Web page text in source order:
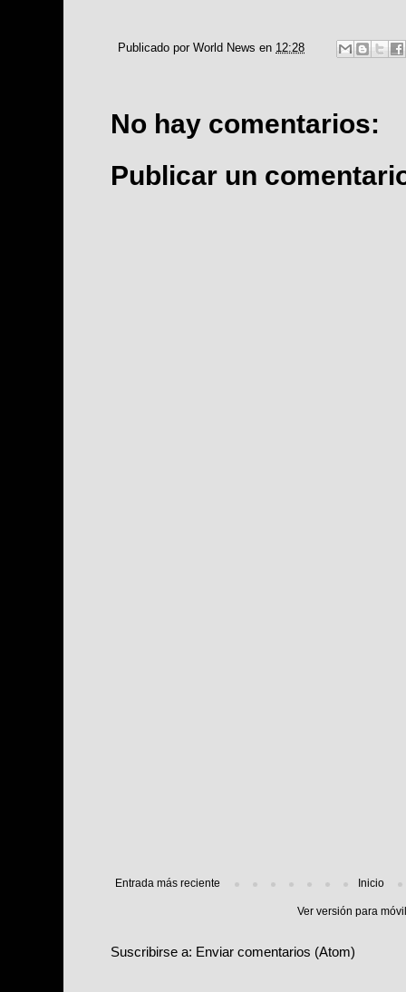
Publicado por World News en 12:28
No hay comentarios:
Publicar un
Entrada más reciente Inicio
Ver versión para
Suscribirse a: Enviar comentarios (Atom)